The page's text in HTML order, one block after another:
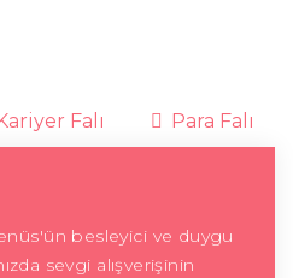
Falı Para Falı
besleyici ve duygu
sevgi alışverişinin